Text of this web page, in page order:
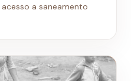
a saneamento